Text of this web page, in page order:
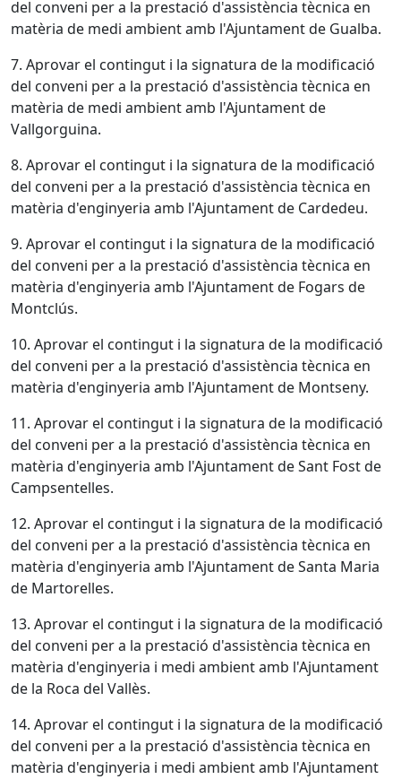
del conveni per a la prestació d'assistència tècnica en
matèria de medi ambient amb l'Ajuntament de Gualba.
7. Aprovar el contingut i la signatura de la modificació
del conveni per a la prestació d'assistència tècnica en
matèria de medi ambient amb l'Ajuntament de
Vallgorguina.
8. Aprovar el contingut i la signatura de la modificació
del conveni per a la prestació d'assistència tècnica en
matèria d'enginyeria amb l'Ajuntament de Cardedeu.
9. Aprovar el contingut i la signatura de la modificació
del conveni per a la prestació d'assistència tècnica en
matèria d'enginyeria amb l'Ajuntament de Fogars de
Montclús.
10. Aprovar el contingut i la signatura de la modificació
del conveni per a la prestació d'assistència tècnica en
matèria d'enginyeria amb l'Ajuntament de Montseny.
11. Aprovar el contingut i la signatura de la modificació
del conveni per a la prestació d'assistència tècnica en
matèria d'enginyeria amb l'Ajuntament de Sant Fost de
Campsentelles.
12. Aprovar el contingut i la signatura de la modificació
del conveni per a la prestació d'assistència tècnica en
matèria d'enginyeria amb l'Ajuntament de Santa Maria
de Martorelles.
13. Aprovar el contingut i la signatura de la modificació
del conveni per a la prestació d'assistència tècnica en
matèria d'enginyeria i medi ambient amb l'Ajuntament
de la Roca del Vallès.
14. Aprovar el contingut i la signatura de la modificació
del conveni per a la prestació d'assistència tècnica en
matèria d'enginyeria i medi ambient amb l'Ajuntament